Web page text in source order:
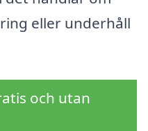
eller underhåll
och utan